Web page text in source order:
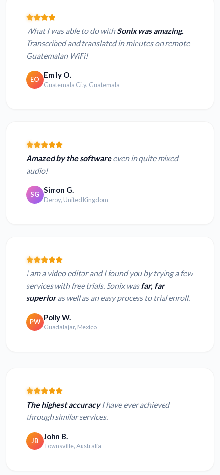
What I was able to do withSonix was amazing.
Transcribed and translated in minutes on remote
Guatemalan WiFi!
EO Emily O.
Guatemala City, Guatemala
Amazed by the softwareeven in quite mixed
audio!
SG Simon G.
Derby, United Kingdom
I am a video editor and I found you by trying a few
services with free trials. Sonix wasfar, far
superioras well as an easy process to trial enroll.
PW Polly W.
Guadalajar, Mexico
The highest accuracyI have ever achieved
through similar services.
JB John B.
Townsville, Australia